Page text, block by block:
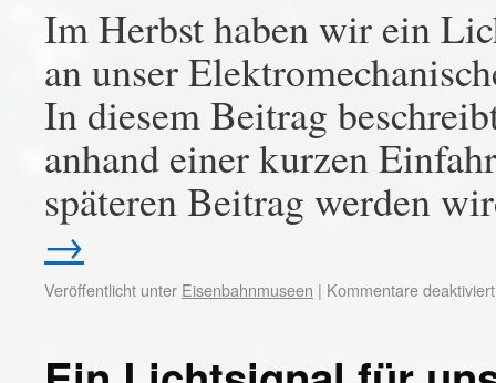
Im Herbst haben wir ein
an unser
In diesem Beitrag
anhand einer kurzen
späteren Beitrag werden
→
Veröffentlicht unter Eisenbahnmuseen | Kommentare deaktiviert